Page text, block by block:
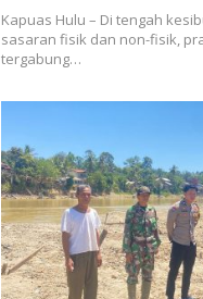
Kapuas Hulu – Di tengah
sasaran fisik dan non-fisik,
tergabung…